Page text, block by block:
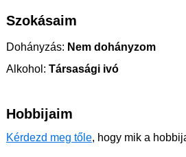
Szokásaim
Dohányzás: Nem dohányzom
Alkohol: Társasági ivó
Hobbijaim
Kérdezd meg tőle, hogy mik a